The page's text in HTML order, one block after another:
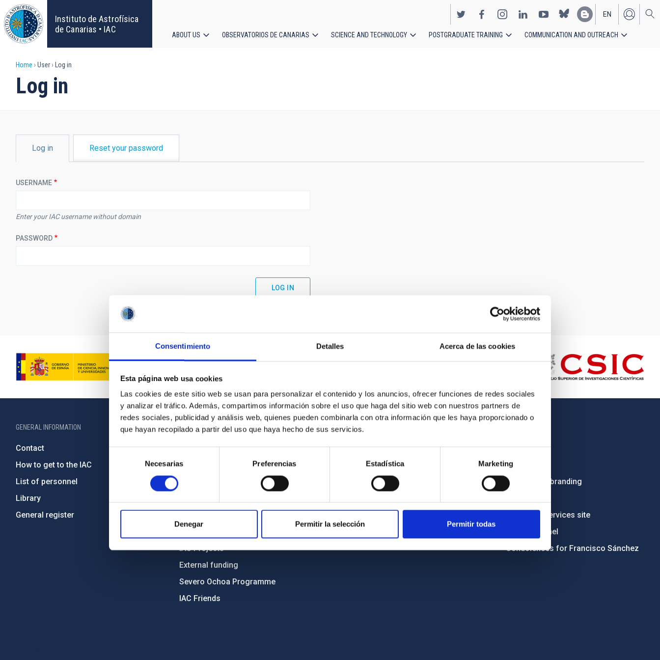
Consentimiento Detalles Acerca de las cookies
Esta página web usa cookies
Las cookies de este sitio web se usan para personalizar el contenido y los anuncios, ofrecer funciones de redes sociales
y analizar el tráfico. Además, compartimos información sobre el uso que haga del sitio web con nuestros partners de
redes sociales, publicidad y análisis web, quienes pueden combinarla con otra información que les haya proporcionado o
que hayan recopilado a partir del uso que haya hecho de sus servicios.
consentimiento
Necesarias Preferencias Estadística Marketing
Denegar Permitir la selección Permitir todas
Skip
to
main
content
Instituto de Astrofísica
de Canarias • IAC
EN
ES
ABOUT US OBSERVATORIOS DE CANARIAS SCIENCE AND TECHNOLOGY POSTGRADUATE TRAINING COMMUNICATION AND OUTREACH
Breadcrumb
Home User Log in
Log in
TABSLog in Reset your password
USERNAME
Enter your IAC username without domain
PASSWORD
GENERAL INFORMATION
Contact
How to get to the IAC
List of personnel
Library
General register
ABOUT THE IAC
Legislation
Transparency
Code of ethics and anti-fraud policy
Environment and Sustainability
Forever IAC
IAC Projects
External funding
Severo Ochoa Programme
IAC Friends
IAC PORTAL
Sitemap
Privacy policy
Legal notice
Employment
Tenders
Institutional branding
Electronic services site
Ethics channel
Condolences for Francisco Sánchez